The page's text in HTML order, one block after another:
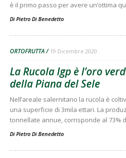
è il primo passo per avere un’ottima
Di Pietro Di Benedetto
ORTOFRUTTA 19 Dicembre 2020
La Rucola Igp è l’oro
della Piana del Sele
Nell’areale salernitano la rucola è
una superficie di 3mila ettari. La
tonnellate annue, corrisponde al 73%
Di Pietro Di Benedetto